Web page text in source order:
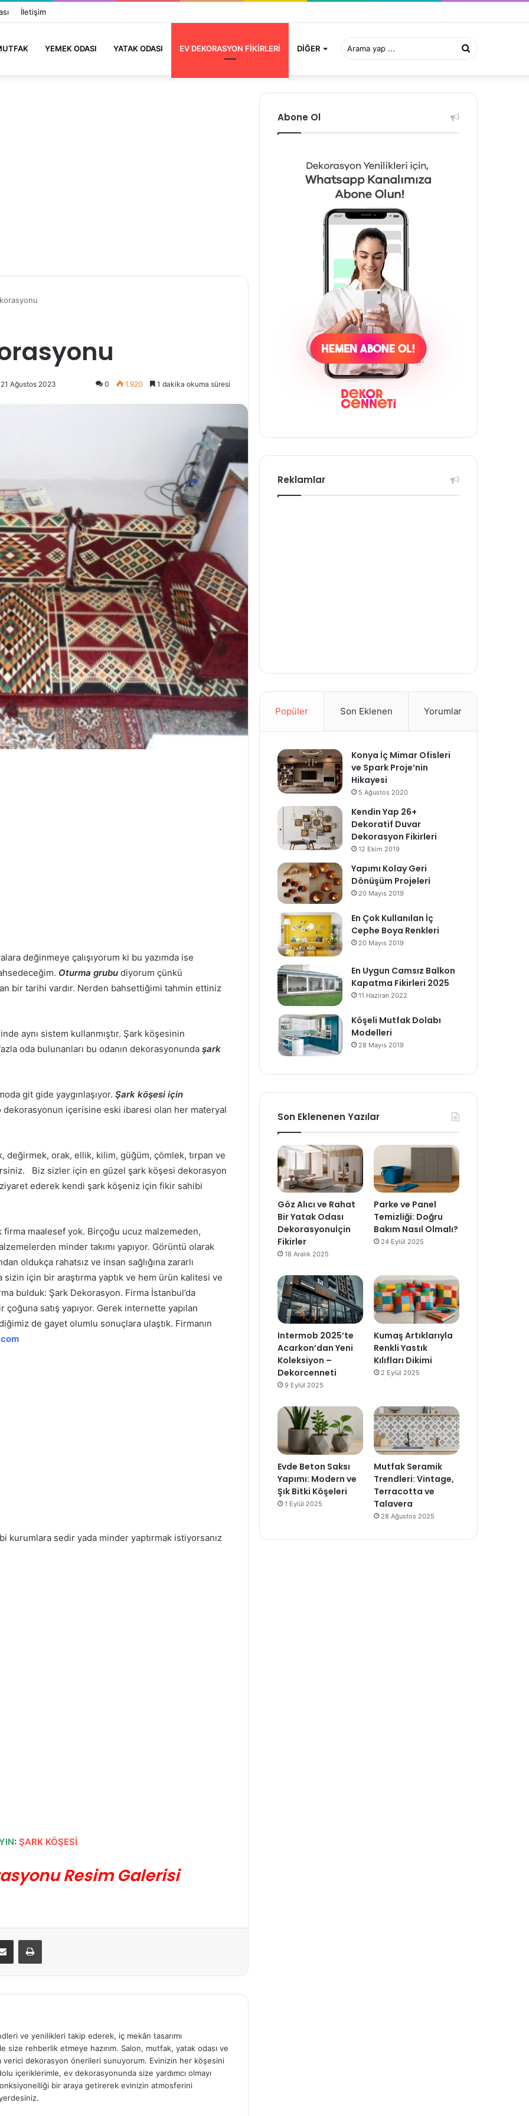
İletişim
YEMEK ODASI YATAK ODASI EV DEKORASYON FIKIRLERI DIĞER Arama
yap
Ağustos 2023 0 1.920 1 dakika okuma süresi
değinmeye çalışıyorum ki bu yazımda ise
Oturma grubu diyorum çünkü
bir tarihi vardır. Nerden bahsettiğimi tahmin ettiniz
aynı sistem kullanmıştır. Şark köşesinin
oda bulunanları bu odanın dekorasyonunda şark
git gide yaygınlaşıyor. Şark köşesi için
içerisine eski ibaresi olan her materyal
değirmek, orak, ellik, kilim, güğüm, çömlek, tırpan ve
Biz sizler için en güzel şark köşesi dekorasyon
ederek kendi şark köşeniz için fikir sahibi
firma maalesef yok. Birçoğu ucuz malzemeden,
minder takımı yapıyor. Görüntü olarak
oldukça rahatsız ve insan sağlığına zararlı
için bir araştırma yaptık ve hem ürün kalitesi ve
bulduk: Şark Dekorasyon. Firma İstanbul’da
satış yapıyor. Gerek internette yapılan
de gayet olumlu sonuçlara ulaştık. Firmanın
kurumlara sedir yada minder yaptırmak istiyorsanız
: ŞARK KÖŞESİ
Resim Galerisi
ve yenilikleri takip ederek, iç mekân tasarımı
size rehberlik etmeye hazırım. Salon, mutfak, yatak odası ve
verici dekorasyon önerileri sunuyorum. Evinizin her köşesini
içeriklerimle, ev dekorasyonunda size yardımcı olmayı
bir araya getirerek evinizin atmosferini
Abone Ol
Reklamlar
Popüler Son Eklenen Yorumlar
Konya İç Mimar Ofisleri
ve Spark Proje’nin
Hikayesi
5 Ağustos 2020
Kendin Yap 26+
Dekoratif Duvar
Dekorasyon Fikirleri
12 Ekim 2019
Yapımı Kolay Geri
Dönüşüm Projeleri
20 Mayıs 2019
En Çok Kullanılan İç
Cephe Boya Renkleri
20 Mayıs 2019
En Uygun Camsız Balkon
Kapatma Fikirleri 2025
11 Haziran 2022
Köşeli Mutfak Dolabı
Modelleri
28 Mayıs 2019
Son Eklenenen Yazılar
Göz Alıcı ve Rahat
Bir Yatak Odası
Dekorasyonuİçin
Fikirler
18 Aralık 2025
Parke ve Panel
Temizliği: Doğru
Bakım Nasıl Olmalı?
24 Eylül 2025
Intermob 2025’te
Acarkon’dan Yeni
Koleksiyon –
Dekorcenneti
9 Eylül 2025
Kumaş Artıklarıyla
Renkli Yastık
Kılıfları Dikimi
2 Eylül 2025
Evde Beton Saksı
Yapımı: Modern ve
Şık Bitki Köşeleri
1 Eylül 2025
Mutfak Seramik
Trendleri: Vintage,
Terracotta ve
Talavera
28 Ağustos 2025